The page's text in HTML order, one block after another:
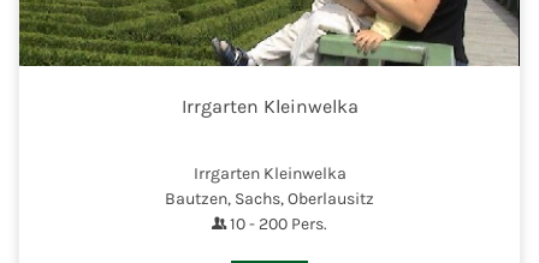
Irrgarten Kleinwelka
Irrgarten Kleinwelka
Bautzen, Sachs, Oberlausitz
10- 200 Pers.